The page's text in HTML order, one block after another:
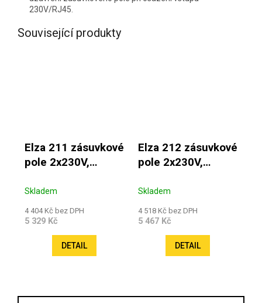
230V/RJ45.
Související produkty
Elza 211 zásuvkové
pole 2x230V,
Skladem
4 404 Kč bez DPH
5 329 Kč
DETAIL
Elza 212 zásuvkové
pole 2x230V,
RJ45
Skladem
4 518 Kč bez DPH
5 467 Kč
DETAIL